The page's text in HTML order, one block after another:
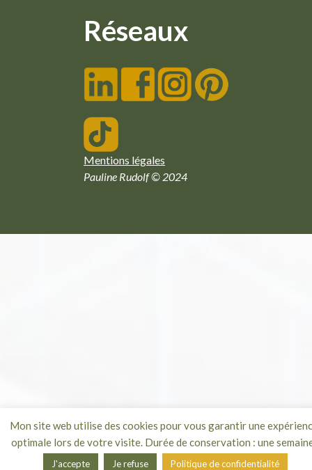
Mon site web utilise des cookies pour vous garantir une
optimale lors de votre visite. Durée de conservation : une
J'accepte Je refuse Politique de confidentialité
Réseaux
Mentions légales
Pauline Rudolf © 2024